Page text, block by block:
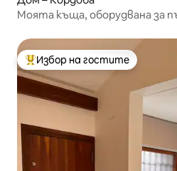
Моята къща, оборудвана за
Най-популярен избор на
Избор на гостите